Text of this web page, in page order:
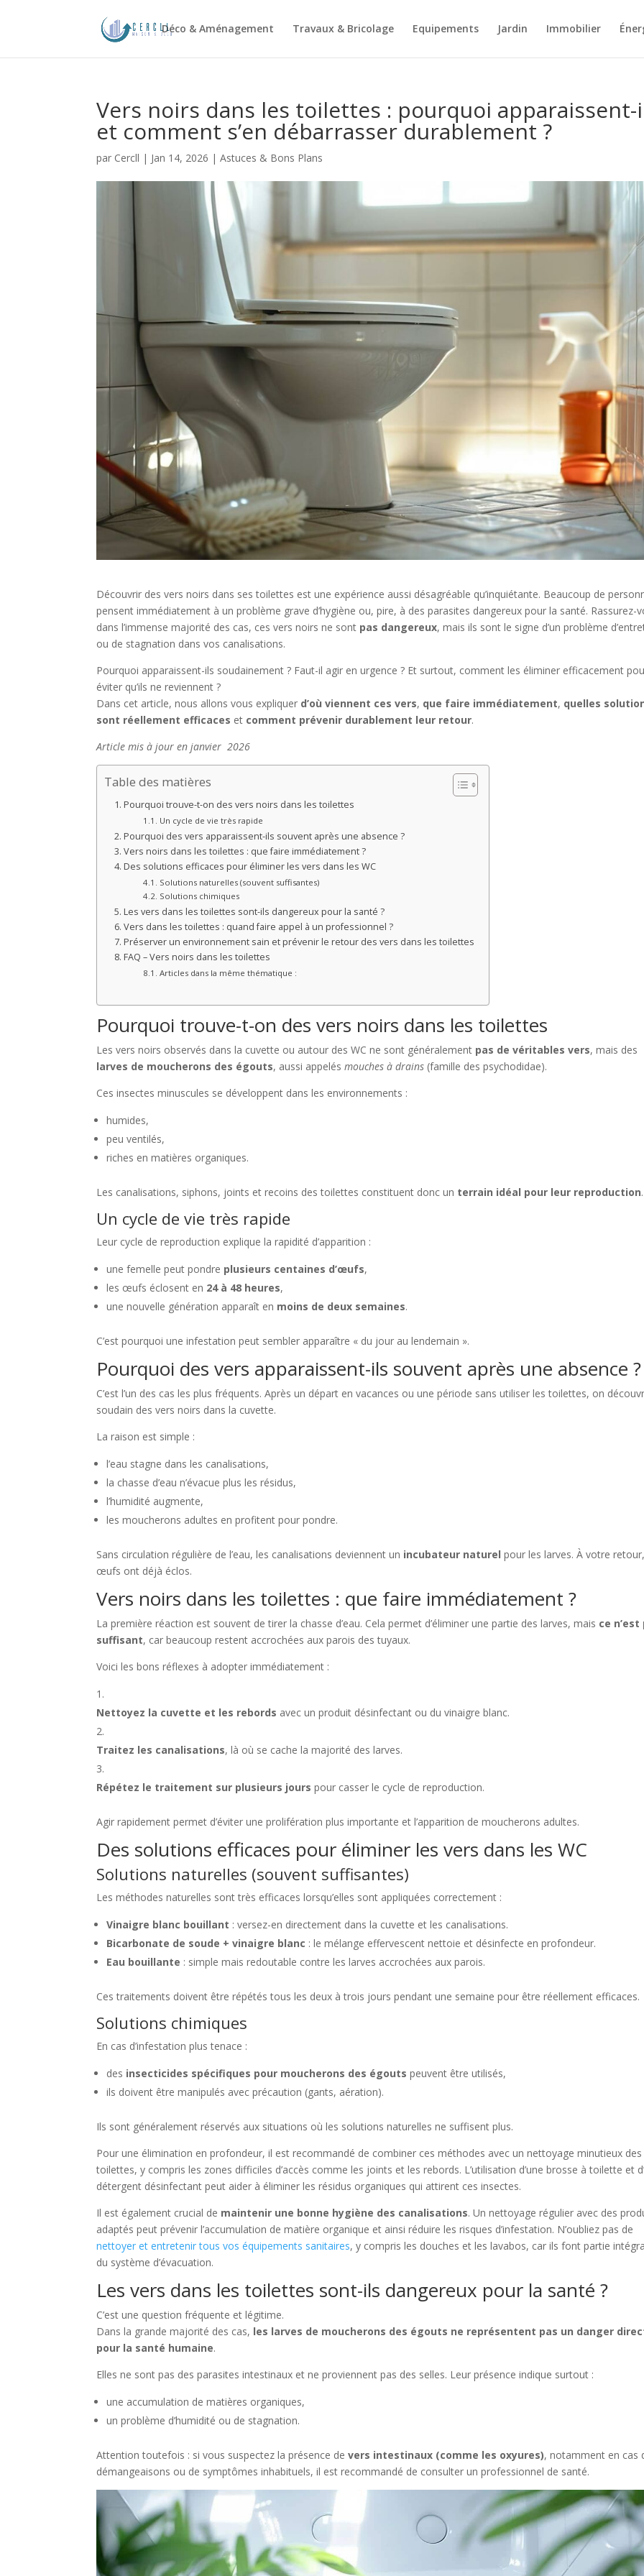
Déco & Aménagement Travaux & Bricolage Equipements Jardin Immobilier
Vers noirs dans les toilettes : pourquoi apparaissent-
et comment s’en débarrasser durablement ?
par Cercll | Jan 14, 2026 |Astuces & Bons Plans
Découvrir des vers noirs dans ses toilettes est une expérience aussi désagréable qu’inquiétante. Beaucoup de
pensent immédiatement à un problème grave d’hygiène ou, pire, à des parasites dangereux pour la santé. Rassurez-
dans l’immense majorité des cas, ces vers noirs ne sont pas dangereux, mais ils sont le signe d’un problème
ou de stagnation dans vos canalisations.
Pourquoi apparaissent-ils soudainement ? Faut-il agir en urgence ? Et surtout, comment les éliminer efficacement
éviter qu’ils ne reviennent ?
Dans cet article, nous allons vous expliquer d’où viennent ces vers, que faire immédiatement, quelles
sont réellement efficaces et comment prévenir durablement leur retour.
Article mis à jour en janvier 2026
Table des matières
Pourquoi trouve-t-on des vers noirs dans les toilettes
Un cycle de vie très rapide
Pourquoi des vers apparaissent-ils souvent après une absence ?
Vers noirs dans les toilettes : que faire immédiatement ?
Des solutions efficaces pour éliminer les vers dans les WC
Solutions naturelles (souvent suffisantes)
Solutions chimiques
Les vers dans les toilettes sont-ils dangereux pour la santé ?
Vers dans les toilettes : quand faire appel à un professionnel ?
Préserver un environnement sain et prévenir le retour des vers dans les toilettes
FAQ – Vers noirs dans les toilettes
Articles dans la même thématique :
Pourquoi trouve-t-on des vers noirs dans les toilettes
Les vers noirs observés dans la cuvette ou autour des WC ne sont généralement pas de véritables vers, mais des
larves de moucherons des égouts, aussi appelésmouches à drains (famille des psychodidae).
Ces insectes minuscules se développent dans les environnements :
humides,
peu ventilés,
riches en matières organiques.
Les canalisations, siphons, joints et recoins des toilettes constituent donc un terrain idéal pour leur reproduction.
Un cycle de vie très rapide
Leur cycle de reproduction explique la rapidité d’apparition :
une femelle peut pondre plusieurs centaines d’œufs,
les œufs éclosent en 24 à 48 heures,
une nouvelle génération apparaît en moins de deux semaines.
C’est pourquoi une infestation peut sembler apparaître « du jour au lendemain ».
Pourquoi des vers apparaissent-ils souvent après une absence ?
C’est l’un des cas les plus fréquents. Après un départ en vacances ou une période sans utiliser les toilettes, on
soudain des vers noirs dans la cuvette.
La raison est simple :
l’eau stagne dans les canalisations,
la chasse d’eau n’évacue plus les résidus,
l’humidité augmente,
les moucherons adultes en profitent pour pondre.
Sans circulation régulière de l’eau, les canalisations deviennent un incubateur naturel pour les larves. À votre
œufs ont déjà éclos.
Vers noirs dans les toilettes : que faire immédiatement ?
La première réaction est souvent de tirer la chasse d’eau. Cela permet d’éliminer une partie des larves, mais ce n’est
suffisant, car beaucoup restent accrochées aux parois des tuyaux.
Voici les bons réflexes à adopter immédiatement :
Nettoyez la cuvette et les rebords avec un produit désinfectant ou du vinaigre blanc.
Traitez les canalisations, là où se cache la majorité des larves.
Répétez le traitement sur plusieurs jours pour casser le cycle de reproduction.
Agir rapidement permet d’éviter une prolifération plus importante et l’apparition de moucherons adultes.
Des solutions efficaces pour éliminer les vers dans les WC
Solutions naturelles (souvent suffisantes)
Les méthodes naturelles sont très efficaces lorsqu’elles sont appliquées correctement :
Vinaigre blanc bouillant : versez-en directement dans la cuvette et les canalisations.
Bicarbonate de soude + vinaigre blanc : le mélange effervescent nettoie et désinfecte en profondeur.
Eau bouillante : simple mais redoutable contre les larves accrochées aux parois.
Ces traitements doivent être répétés tous les deux à trois jours pendant une semaine pour être réellement efficaces.
Solutions chimiques
En cas d’infestation plus tenace :
des insecticides spécifiques pour moucherons des égouts peuvent être utilisés,
ils doivent être manipulés avec précaution (gants, aération).
Ils sont généralement réservés aux situations où les solutions naturelles ne suffisent plus.
Pour une élimination en profondeur, il est recommandé de combiner ces méthodes avec un nettoyage minutieux des
toilettes, y compris les zones difficiles d’accès comme les joints et les rebords. L’utilisation d’une brosse à toilette et
détergent désinfectant peut aider à éliminer les résidus organiques qui attirent ces insectes.
Il est également crucial de maintenir une bonne hygiène des canalisations. Un nettoyage régulier avec des
adaptés peut prévenir l’accumulation de matière organique et ainsi réduire les risques d’infestation. N’oubliez pas de
nettoyer et entretenir tous vos équipements sanitaires, y compris les douches et les lavabos, car ils font partie
du système d’évacuation.
Les vers dans les toilettes sont-ils dangereux pour la santé ?
C’est une question fréquente et légitime.
Dans la grande majorité des cas, les larves de moucherons des égouts ne représentent pas un danger
pour la santé humaine.
Elles ne sont pas des parasites intestinaux et ne proviennent pas des selles. Leur présence indique surtout :
une accumulation de matières organiques,
un problème d’humidité ou de stagnation.
Attention toutefois : si vous suspectez la présence devers intestinaux (comme les oxyures), notamment en cas
démangeaisons ou de symptômes inhabituels, il est recommandé de consulter un professionnel de santé.